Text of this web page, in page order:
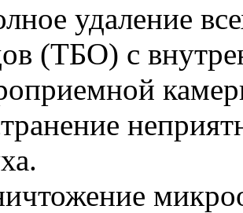
удаление
(ТБО) с